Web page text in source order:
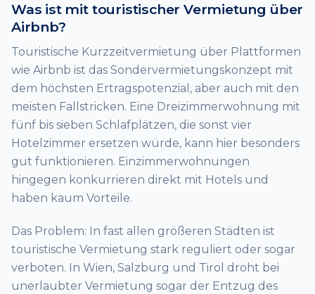
Was ist mit touristischer Vermietung über
Airbnb?
Touristische Kurzzeitvermietung über Plattformen
wie Airbnb ist das Sondervermietungskonzept mit
dem höchsten Ertragspotenzial, aber auch mit den
meisten Fallstricken. Eine Dreizimmerwohnung mit
fünf bis sieben Schlafplätzen, die sonst vier
Hotelzimmer ersetzen würde, kann hier besonders
gut funktionieren. Einzimmerwohnungen
hingegen konkurrieren direkt mit Hotels und
haben kaum Vorteile.
Das Problem: In fast allen größeren Städten ist
touristische Vermietung stark reguliert oder sogar
verboten. In Wien, Salzburg und Tirol droht bei
unerlaubter Vermietung sogar der Entzug des